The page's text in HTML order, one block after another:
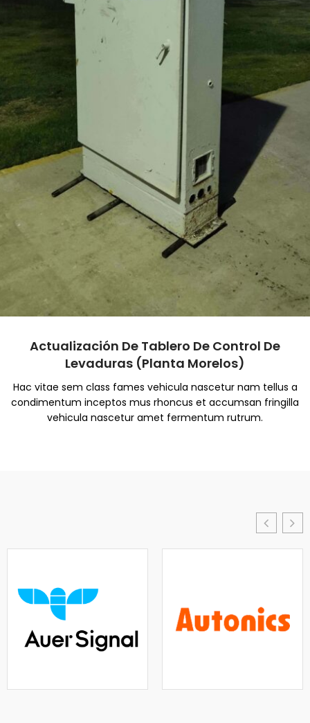
Actualización De Tablero De Control De
Levaduras (planta Morelos)
Hac vitae sem class fames vehicula nascetur nam tellus a
condimentum inceptos mus rhoncus et accumsan fringilla
vehicula nascetur amet fermentum rutrum.